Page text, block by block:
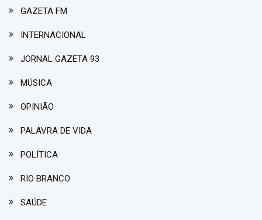
GAZETA FM
INTERNACIONAL
JORNAL GAZETA 93
MÚSICA
OPINIÃO
PALAVRA DE VIDA
POLÍTICA
RIO BRANCO
SAÚDE